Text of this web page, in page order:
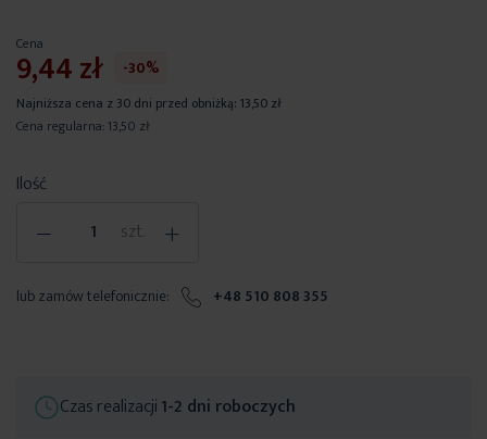
Ilość
- szt. +
Cena
9,44 zł -30%
Najniższa cena z 30 dni przed obniżką: 13,50 zł
Cena regularna: 13,50 zł
lub zamów telefonicznie: +48 510 808 355
Czas realizacji1-2 dni roboczych